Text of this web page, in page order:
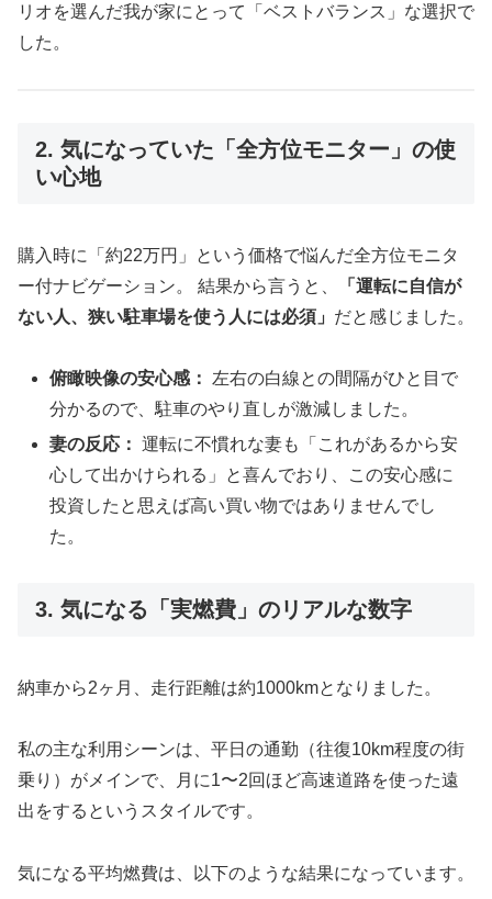
リオを選んだ我が家にとって「ベストバランス」な選択で
した。
2. 気になっていた「全方位モニター」の使
い心地
購入時に「約22万円」という価格で悩んだ全方位モニタ
ー付ナビゲーション。 結果から言うと、
「運転に自信が
ない人、狭い駐車場を使う人には必須」 だと感じました。
俯瞰映像の安心感：
左右の白線との間隔がひと目で
分かるので、駐車のやり直しが激減しました。
妻の反応： 運転に不慣れな妻も「これがあるから安
心して出かけられる」と喜んでおり、この安心感に
投資したと思えば高い買い物ではありませんでし
た。
3. 気になる「実燃費」のリアルな数字
納車から2ヶ月、走行距離は約1000kmとなりました。
私の主な利用シーンは、平日の通勤（往復10km程度の街
乗り）がメインで、月に1〜2回ほど高速道路を使った遠
出をするというスタイルです。
気になる平均燃費は、以下のような結果になっています。